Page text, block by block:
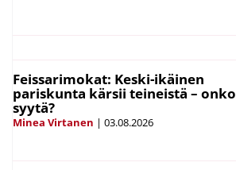
Feissarimokat: Keski-ikäinen
pariskunta kärsii teineistä – onko
syytä?
Minea Virtanen | 03.08.2026